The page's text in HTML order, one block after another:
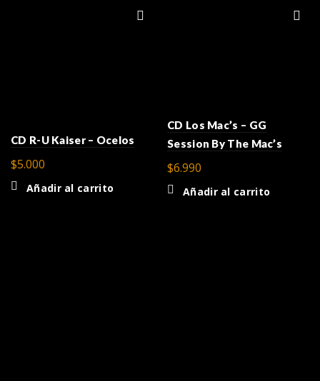
CD R-U Kaiser – Ocelos
$5.000
Añadir al carrito
CD Los Mac’s – GG
Session By The Mac’s
$6.990
Añadir al carrito